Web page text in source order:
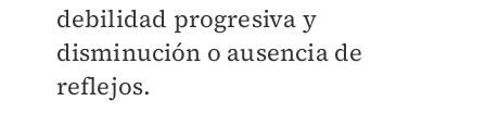
debilidad progresiva y
disminución o ausencia de
reflejos.